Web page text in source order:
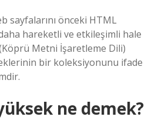
sayfalarını önceki HTML
hareketli ve etkileşimli hale
Metni İşaretleme Dili)
bir koleksiyonunu ifade
ne demek?